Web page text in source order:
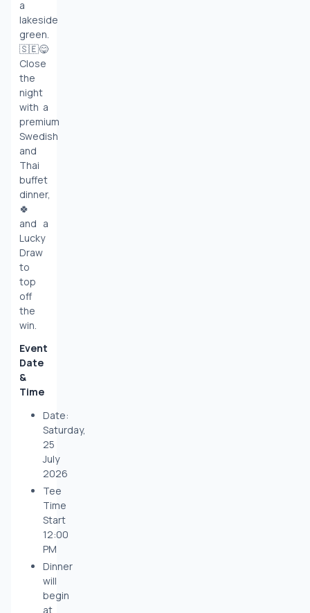
a
lakeside
green.
🇸🇪😋
Close
the
night
with a
premium
Swedish
and
Thai
buffet
dinner,
🍀
and a
Lucky
Draw
to
top
off
the
win.
Event
Date
&
Time
Date:
Saturday,
25
July
2026
Tee
Time
Start
12:00
PM
Dinner
will
begin
at